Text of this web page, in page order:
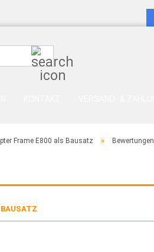
Frame E800 als Bausatz » Bewertungen